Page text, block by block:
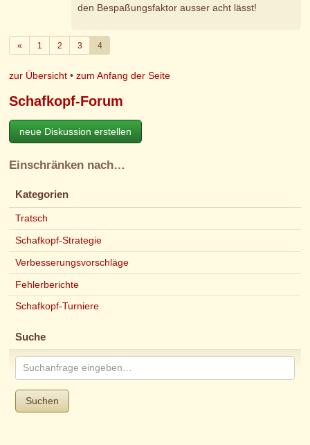
den Bespaßungsfaktor ausser acht lässt!
«Zurück
1 2 3 4
zur Übersicht •zum Anfang der Seite
Schafkopf-Forum
neue Diskussion erstellen
Einschränken nach…
Kategorien
Tratsch
Schafkopf-Strategie
Verbesserungsvorschläge
Fehlerberichte
Schafkopf-Turniere
Suche
Suchen